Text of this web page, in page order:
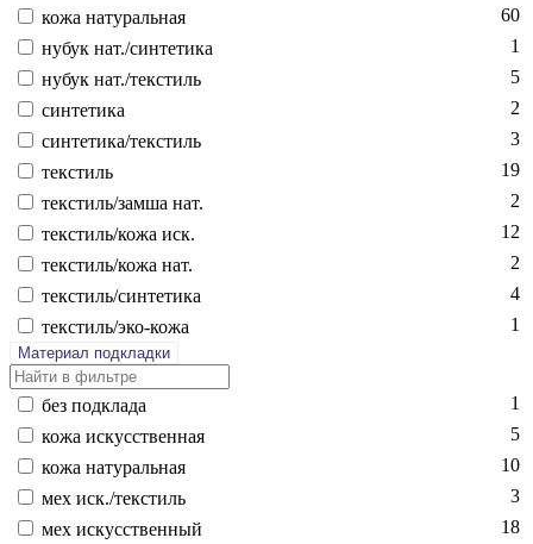
ко­жа на­тураль­ная
60
ну­бук нат./син­те­тика
1
ну­бук нат./текс­тиль
5
син­те­тика
2
син­те­тика/текс­тиль
3
текс­тиль
19
текс­тиль/зам­ша нат.
2
текс­тиль/ко­жа иск.
12
текс­тиль/ко­жа нат.
2
текс­тиль/син­те­тика
4
текс­тиль/эко-ко­жа
1
Материал подкладки
без подк­ла­да
1
ко­жа ис­кусс­твен­ная
5
ко­жа на­тураль­ная
10
мех иск./текс­тиль
3
мех ис­кусс­твен­ный
18